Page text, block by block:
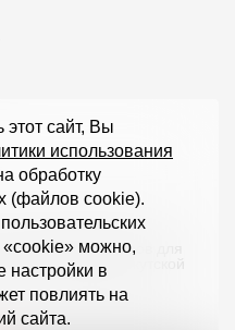
ш., д. 5, стр. 1(БЦ
товаров для
и кровли в Иркутской
сайт, Вы
использования
обработку
(файлов cookie).
«cookie» можно,
настройки в
повлиять на
сайта.